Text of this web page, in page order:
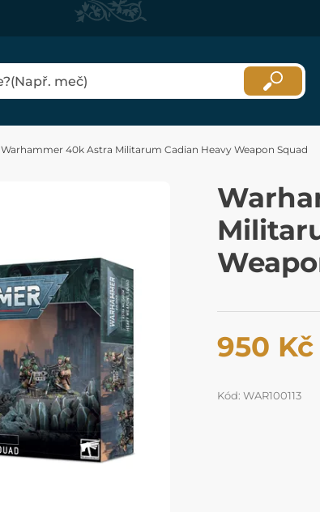
Warhammer 40k Astra Militarum Cadian Heavy Weapon Squad
950 Kč
Kód: WAR100113